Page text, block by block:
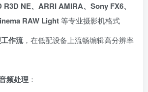
R3D NE、ARRI AMIRA、Sony FX6、
RAW Light等专业摄影机格式
作流，在低配设备上流畅编辑高分辨率
频处理 ：